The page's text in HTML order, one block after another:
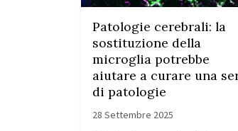
Patologie cerebrali: la
sostituzione della
microglia potrebbe
aiutare a curare una
di patologie
28 Settembre 2025